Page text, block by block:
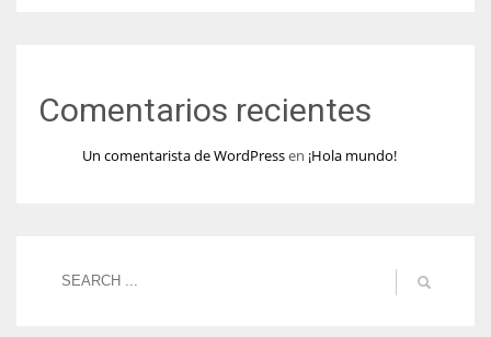
Comentarios recientes
Un comentarista de WordPressen ¡Hola mundo!